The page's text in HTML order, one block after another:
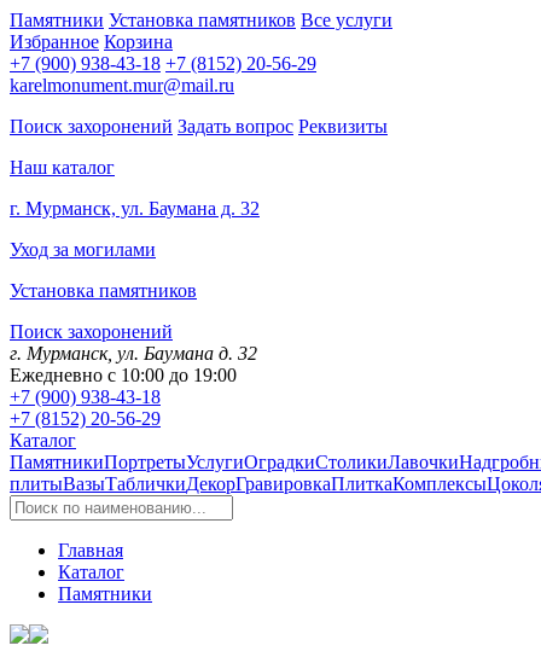
Памятники Установка памятников Все услуги
Избранное Корзина
+7 (900) 938-43-18 +7 (8152) 20-56-29
karelmonument.mur@mail.ru
Поиск захоронений Задать вопрос Реквизиты
Наш каталог
г. Мурманск, ул. Баумана д. 32
Уход за могилами
Установка памятников
Поиск захоронений
г. Мурманск, ул. Баумана д. 32
Ежедневно с 10:00 до 19:00
+7 (900) 938-43-18
+7 (8152) 20-56-29
Каталог
ПамятникиПортретыУслугиОградкиСтоликиЛавочки
плитыВазыТабличкиДекорГравировкаПлиткаКомплексы
Главная
Каталог
Памятники